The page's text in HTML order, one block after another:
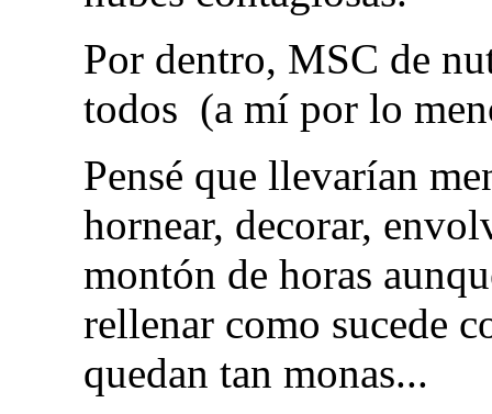
Por dentro, MSC de
todos (a mí por lo
Pensé que llevarían
hornear, decorar,
montón de horas
rellenar como sucede
quedan tan monas...